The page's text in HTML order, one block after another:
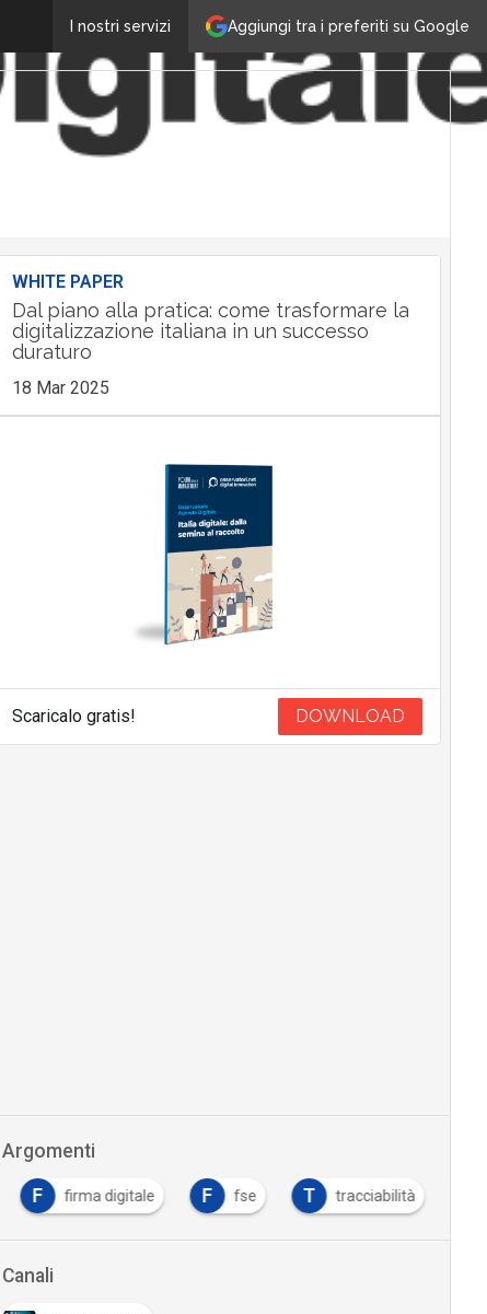
Aggiungi tra i preferiti su Google
I nostri servizi
WHITE PAPER
Dal piano alla pratica: come trasformare la
digitalizzazione italiana in un successo
duraturo
18 Mar 2025
Scaricalo gratis! DOWNLOAD
Argomenti
F firma digitale F fse T tracciabilità
Canali